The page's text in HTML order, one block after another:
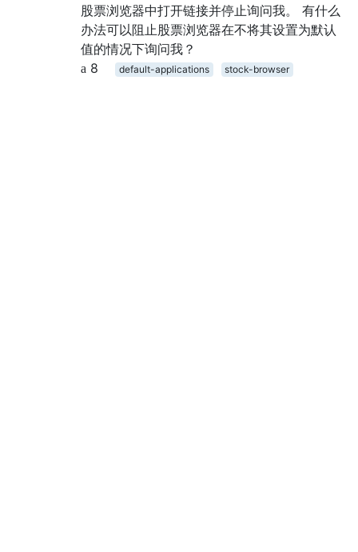
股票浏览器中打开链接并停止询问我。 有什么
办法可以阻止股票浏览器在不将其设置为默认
值的情况下询问我？
8
default-applications stock-browser